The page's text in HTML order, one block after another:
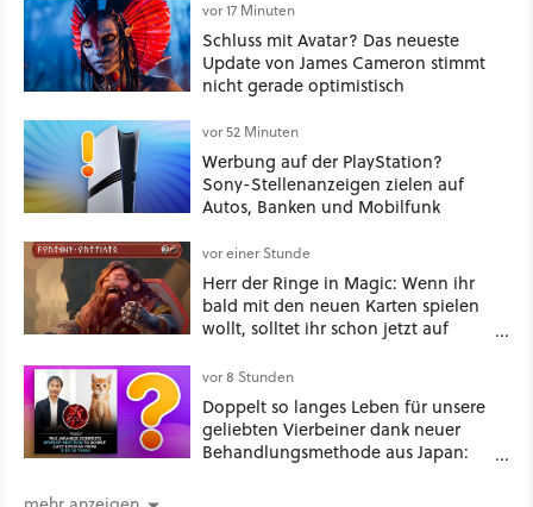
vor 17 Minuten
Schluss mit Avatar? Das neueste
Update von James Cameron stimmt
nicht gerade optimistisch
vor 52 Minuten
Werbung auf der PlayStation?
Sony-Stellenanzeigen zielen auf
Autos, Banken und Mobilfunk
vor einer Stunde
Herr der Ringe in Magic: Wenn ihr
bald mit den neuen Karten spielen
wollt, solltet ihr schon jetzt auf
vor 8 Stunden
Doppelt so langes Leben für unsere
geliebten Vierbeiner dank neuer
Behandlungsmethode aus Japan: